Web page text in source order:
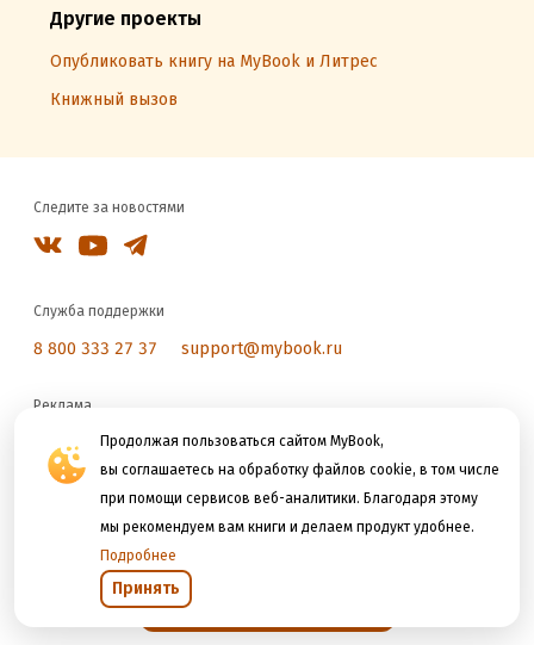
Продолжая пользоваться сайтом MyBook,
вы соглашаетесь на обработку файлов cookie, в том числе
при помощи сервисов веб-аналитики. Благодаря этому
мы рекомендуем вам книги и делаем продукт удобнее.
Подробнее
Принять
Другие проекты
Опубликовать книгу на MyBook и Литрес
Книжный вызов
Следите за новостями
Служба поддержки
8 800 333 27 37 support@mybook.ru
Реклама
reklama@litres.ru
Мы принимаем к оплате
Открыть в приложении